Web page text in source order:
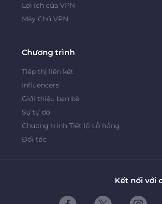
Lợi ích của VPN
Máy Chủ VPN
Chương trình
Tiếp thị liên kết
Influencers
Giới thiệu bạn bè
Sự tự do
Chương trình Tiết lộ Lỗ hổng
Đối tác
Kết nối với